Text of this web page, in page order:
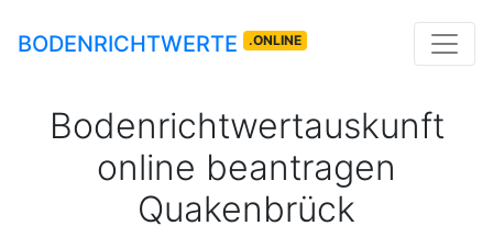
BODENRICHTWERTE .ONLINE
Bodenrichtwertauskunft
online beantragen
Quakenbrück